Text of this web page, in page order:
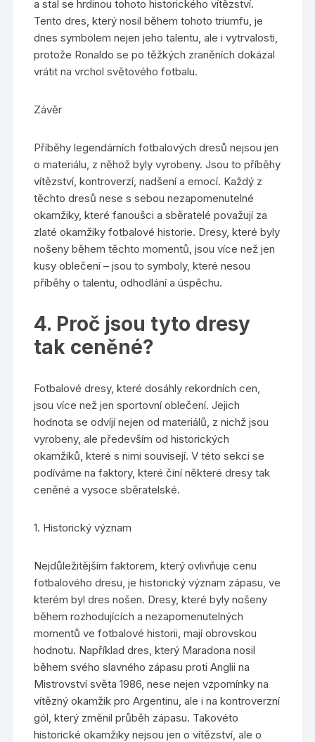
a stal se hrdinou tohoto historického vítězství.
Tento dres, který nosil během tohoto triumfu, je
dnes symbolem nejen jeho talentu, ale i vytrvalosti,
protože Ronaldo se po těžkých zraněních dokázal
vrátit na vrchol světového fotbalu.
Závěr
Příběhy legendárních fotbalových dresů nejsou jen
o materiálu, z něhož byly vyrobeny. Jsou to příběhy
vítězství, kontroverzí, nadšení a emocí. Každý z
těchto dresů nese s sebou nezapomenutelné
okamžiky, které fanoušci a sběratelé považují za
zlaté okamžiky fotbalové historie. Dresy, které byly
nošeny během těchto momentů, jsou více než jen
kusy oblečení – jsou to symboly, které nesou
příběhy o talentu, odhodlání a úspěchu.
4. Proč jsou tyto dresy
tak ceněné?
Fotbalové dresy, které dosáhly rekordních cen,
jsou více než jen sportovní oblečení. Jejich
hodnota se odvíjí nejen od materiálů, z nichž jsou
vyrobeny, ale především od historických
okamžiků, které s nimi souvisejí. V této sekci se
podíváme na faktory, které činí některé dresy tak
ceněné a vysoce sběratelské.
1. Historický význam
Nejdůležitějším faktorem, který ovlivňuje cenu
fotbalového dresu, je historický význam zápasu, ve
kterém byl dres nošen. Dresy, které byly nošeny
během rozhodujících a nezapomenutelných
momentů ve fotbalové historii, mají obrovskou
hodnotu. Například dres, který Maradona nosil
během svého slavného zápasu proti Anglii na
Mistrovství světa 1986, nese nejen vzpomínky na
vítězný okamžik pro Argentinu, ale i na kontroverzní
gól, který změnil průběh zápasu. Takovéto
historické okamžiky nejsou jen o vítězství, ale o